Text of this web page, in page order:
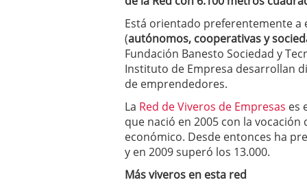
Está orientado preferentemente a
(autónomos, cooperativas y
Fundación Banesto Sociedad y
Instituto de Empresa desarrollan
de emprendedores.
La Red de Viveros de Empresas es
que nació en 2005 con la
económico. Desde entonces ha
y en 2009 superó los 13.000.
Más viveros en esta red